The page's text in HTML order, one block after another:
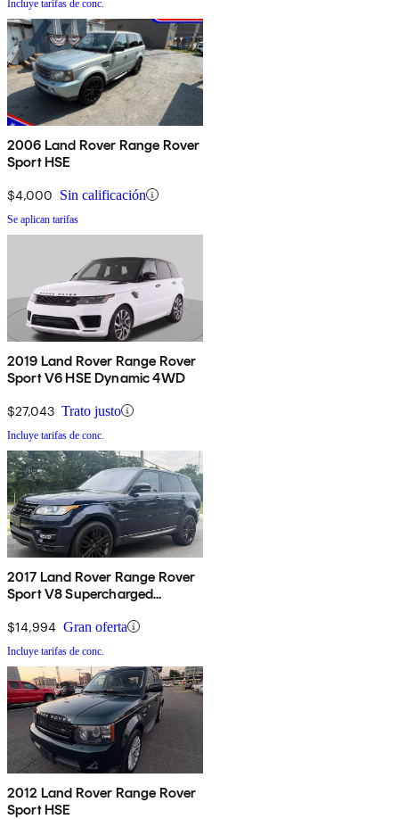
Incluye tarifas de conc.
2006 Land Rover Range Rover
Sport HSE
$4,000 Sin calificación
Se aplican tarifas
2019 Land Rover Range Rover
Sport V6 HSE Dynamic 4WD
$27,043 Trato justo
Incluye tarifas de conc.
2017 Land Rover Range Rover
Sport V8 Supercharged
$14,994 Gran oferta
Incluye tarifas de conc.
2012 Land Rover Range Rover
Sport HSE